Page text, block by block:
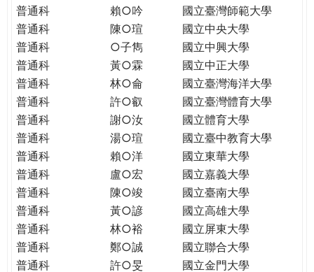
民。
WAGOR
TODAY
THE
WORLD
e
普通科
賴○吟
國立臺灣師範大學
普通科
陳○瑄
國立中央大學
普通科
○子雋
國立中興大學
普通科
黃○霖
國立中正大學
普通科
林○侖
國立臺灣海洋大學
普通科
許○叡
國立臺灣體育大學
普通科
謝○汝
國立體育大學
普通科
湯○瑄
國立臺中教育大學
普通科
賴○洋
國立東華大學
普通科
盧○宏
國立嘉義大學
普通科
陳○竣
國立臺南大學
普通科
黃○諺
國立高雄大學
普通科
林○裕
國立屏東大學
普通科
鄭○誠
國立聯合大學
普通科
許○旻
國立金門大學